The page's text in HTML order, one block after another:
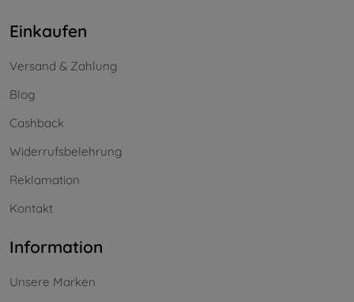
Einkaufen
Versand & Zahlung
Blog
Cashback
Widerrufsbelehrung
Reklamation
Kontakt
Information
Unsere Marken